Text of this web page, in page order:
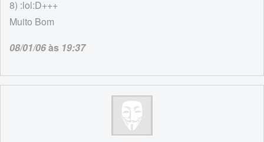
8) :lol:D+++
Muito Bom
08/01/06às 19:37